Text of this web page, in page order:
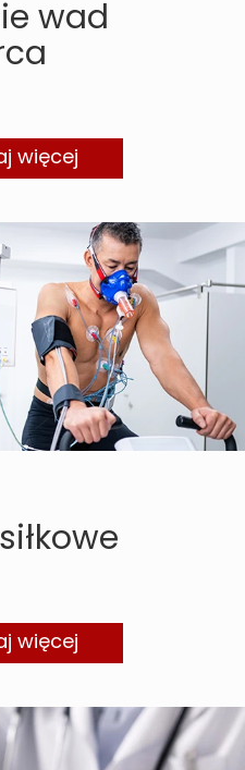
wad
więcej
więcej